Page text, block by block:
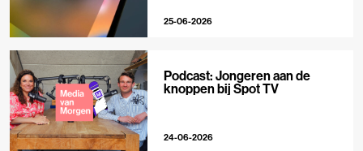
25-06-2026
Podcast: Jongeren aan de
knoppen bij Spot TV
24-06-2026